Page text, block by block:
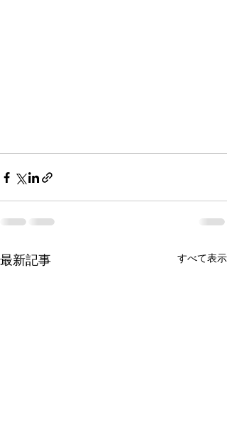
最新記事 すべて表示